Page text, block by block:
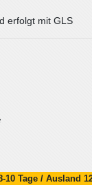
erfolgt mit GLS
Tage / Ausland